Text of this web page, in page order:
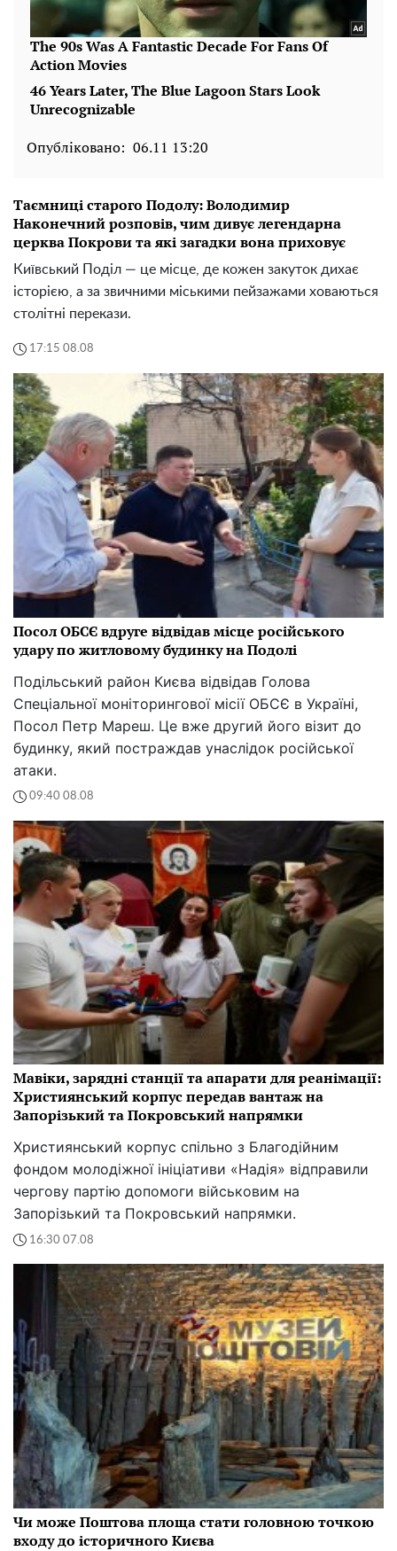
Опубліковано: 06.11 13:20
Таємниці старого Подолу: Володимир
Наконечний розповів, чим дивує легендарна
церква Покрови та які загадки вона приховує
Київський Поділ — це місце, де кожен закуток дихає
історією, а за звичними міськими пейзажами ховаються
столітні перекази.
17:15 08.08
Посол ОБСЄ вдруге відвідав місце російського
удару по житловому будинку на Подолі
Подільський район Києва відвідав Голова
Спеціальної моніторингової місії ОБСЄ в Україні,
Посол Петр Мареш. Це вже другий його візит до
будинку, який постраждав унаслідок російської
атаки.
09:40 08.08
Мавіки, зарядні станції та апарати для реанімації:
Християнський корпус передав вантаж на
Запорізький та Покровський напрямки
Християнський корпус спільно з Благодійним
фондом молодіжної ініціативи «Надія» відправили
чергову партію допомоги військовим на
Запорізький та Покровський напрямки.
16:30 07.08
Чи може Поштова площа стати головною точкою
входу до історичного Києва